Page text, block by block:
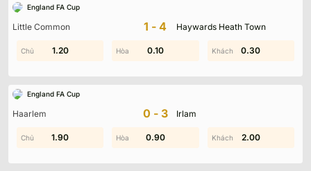
England FA Cup
Little Common 1-4 Haywards Heath Town
1.60 1.90 1.70
1.20 0.10 0.30
England FA Cup
Haarlem 0-3 Irlam
0.60 1.10 1.40
1.90 0.90 2.00